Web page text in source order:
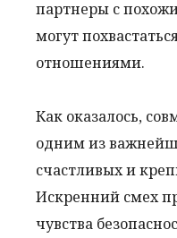
партнеры с
могут
отношениями.
Как оказалось,
одним из
счастливых и
Искренний смех
чувства